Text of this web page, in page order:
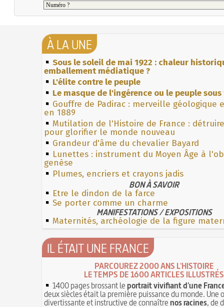
À LA UNE
Sous le soleil de mai 1922 : chaleur
emballement médiatique ?
L'élite contre le peuple
Le masque de l'ingérence ou le peuple
Gouffre de Padirac : merveille géologique
en 1889
Mutilation de l'Histoire de France :
pour glorifier le monde nouveau
Grandeur d'âme du chevalier Bayard
Lunettes : instrument du Moyen Âge à
genèse
Plumes, encriers et crayons jadis
BON À SAVOIR
Etre le dindon de la farce
Se porter comme un charme
MANIFESTATIONS / EXPOSITIONS
Maternités, archéologie de la figure
IL ÉTAIT UNE FRANCE
PARCOUREZ 2000 ANS L'HISTOIRE
LE TEMPS DE 1600 ARTICLES ILLUSTRÉS
1400 pages brossant leportrait vivifiant d'une
deux siècles était la première puissance du monde. Une
divertissante et instructive de connaîtrenos racines, de